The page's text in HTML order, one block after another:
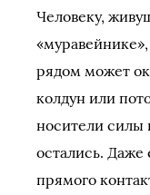
Человеку,
рядом может
колдун или
носители силы
остались. Даже
прямого